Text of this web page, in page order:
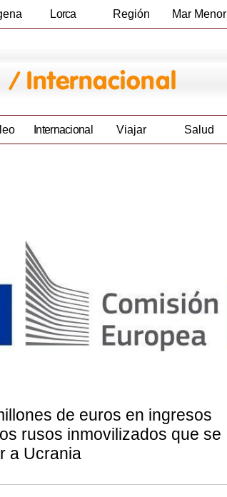
Lorca Región Mar Menor
Internacional Viajar Salud
de euros en ingresos
rusos inmovilizados que se
a Ucrania